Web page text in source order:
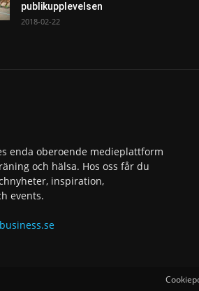
publikupplevelsen
2018-02-22
enda oberoende medieplattform
och hälsa. Hos oss får du
inspiration,
events.